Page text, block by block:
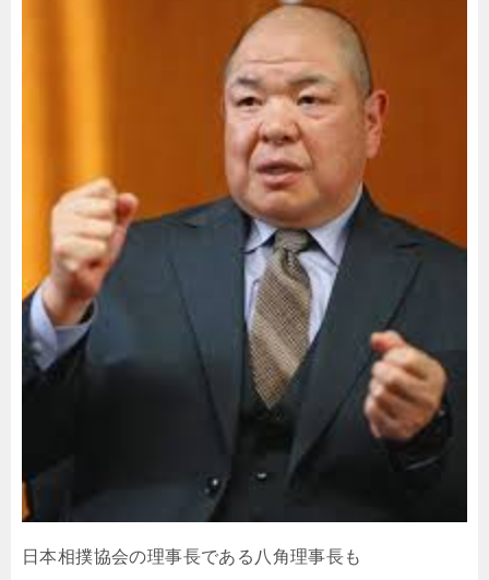
日本相撲協会の理事長である八角理事長も